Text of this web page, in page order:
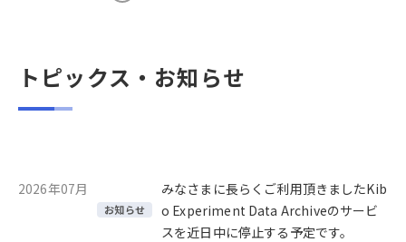
トピックス・お知らせ
2026年07月
お知らせ
みなさまに長らくご利用頂きましたKib
o Experiment Data Archiveのサービ
スを近日中に停止する予定です。